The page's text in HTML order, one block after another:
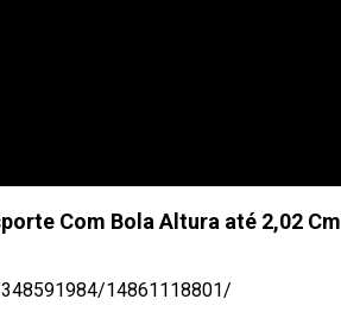
Com Bola Altura até 2,02 Cm
348591984/14861118801/